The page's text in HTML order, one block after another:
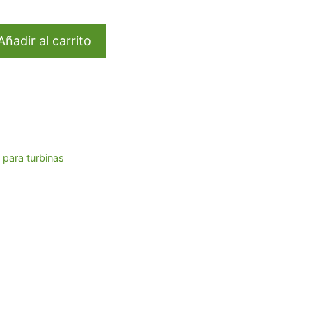
al carrito
para turbinas